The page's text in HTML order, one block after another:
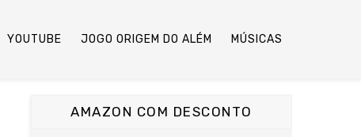
YOUTUBE JOGO ORIGEM DO ALÉM MÚSICAS
AMAZON COM DESCONTO